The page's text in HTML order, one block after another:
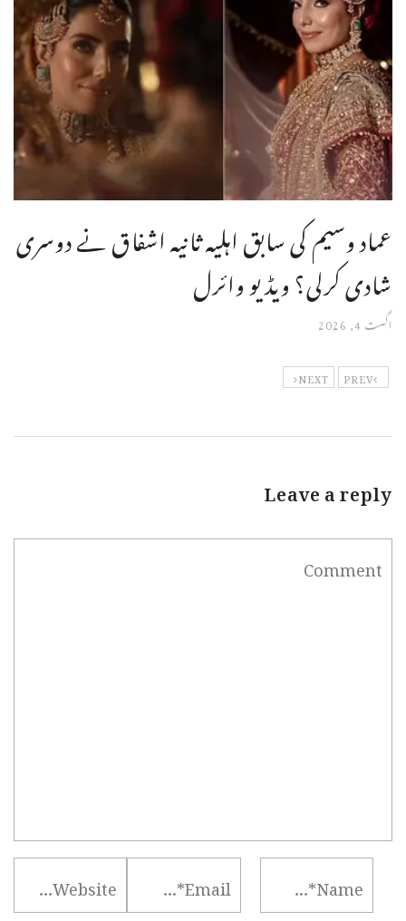
عماد وسیم کی سابق اہلیہ ثانیہ اشفاق نے دوسری
شادی کرلی؟ ویڈیو وائرل
اگست 4, 2026
PREV
NEXT
Leave a reply